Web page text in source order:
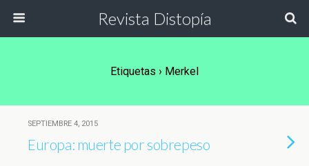
Revista Distopía
Etiquetas › Merkel
SEPTIEMBRE 4, 2015
Europa: muerte por sobrepeso